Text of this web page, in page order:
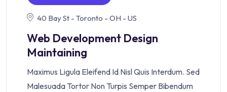
40 Bay St - Toronto - OH - US
Web Development Design
Maintaining
Maximus Ligula Eleifend Id Nisl Quis Interdum. Sed
Malesuada Tortor Non Turpis Semper Bibendum